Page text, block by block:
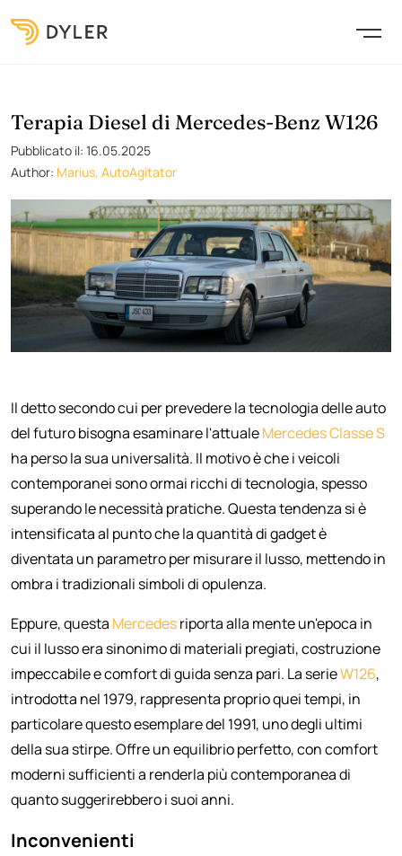
Terapia Diesel di Mercedes-Benz W126
Pubblicato il: 16.05.2025
Author: Marius, AutoAgitator
Il detto secondo cui per prevedere la tecnologia delle auto
del futuro bisogna esaminare l'attualeMercedes Classe S
ha perso la sua universalità. Il motivo è che i veicoli
contemporanei sono ormai ricchi di tecnologia, spesso
superando le necessità pratiche. Questa tendenza si è
intensificata al punto che la quantità di gadget è
diventata un parametro per misurare il lusso, mettendo in
ombra i tradizionali simboli di opulenza.
Eppure, questa Mercedesriporta alla mente un'epoca in
cui il lusso era sinonimo di materiali pregiati, costruzione
impeccabile e comfort di guida senza pari. La serieW126,
introdotta nel 1979, rappresenta proprio quei tempi, in
particolare questo esemplare del 1991, uno degli ultimi
della sua stirpe. Offre un equilibrio perfetto, con comfort
moderni sufficienti a renderla più contemporanea di
quanto suggerirebbero i suoi anni.
Inconvenienti